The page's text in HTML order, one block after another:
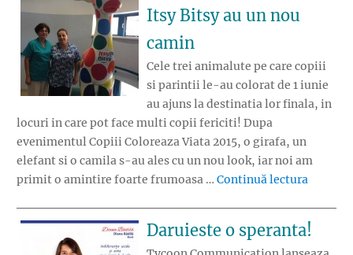
Itsy Bitsy au un nou
camin
Cele trei animalute pe care copiii
si parintii le-au colorat de 1 iunie
au ajuns la destinatia lor finala, in
locuri in care pot face multi copii fericiti! Dupa
evenimentul Copiii Coloreaza Viata 2015, o girafa, un
elefant si o camila s-au ales cu un nou look, iar noi am
primit o amintire foarte frumoasa … Continuă lectura
Daruieste o speranta!